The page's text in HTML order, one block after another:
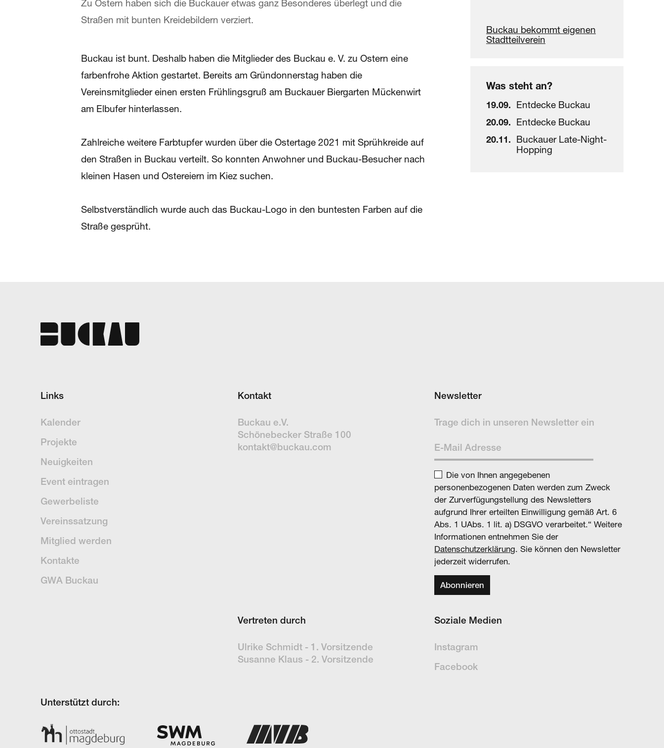
Zu Ostern haben sich die Buckauer etwas ganz Besonderes überlegt und die
Straßen mit bunten Kreidebildern verziert.
Buckau ist bunt. Deshalb haben die Mitglieder des Buckau e. V. zu Ostern eine
farbenfrohe Aktion gestartet. Bereits am Gründonnerstag haben die
Vereinsmitglieder einen ersten Frühlingsgruß am Buckauer Biergarten Mückenwirt
am Elbufer hinterlassen.
Zahlreiche weitere Farbtupfer wurden über die Ostertage 2021 mit Sprühkreide auf
den Straßen in Buckau verteilt. So konnten Anwohner und Buckau-Besucher nach
kleinen Hasen und Ostereiern im Kiez suchen.
Selbstverständlich wurde auch das Buckau-Logo in den buntesten Farben auf die
Straße gesprüht.
Buckau bekommt eigenen
Stadt­teil­verein
Was steht an?
19.09. Entdecke Buckau
20.09. Entdecke Buckau
20.11. Buckauer Late-Night-
Hopping
Links
Kalender
Projekte
Neuigkeiten
Event eintragen
Gewerbeliste
Vereinssatzung
Mitglied werden
Kontakte
GWA Buckau
Kontakt
Buckau e.V.
Schöne­becker Straße 100
kontakt@buckau.com
Newsletter
Trage dich in un­se­ren News­letter ein
Die von Ihnen angegebenen
personenbezogenen Daten werden zum Zweck
der Zurverfügungstellung des Newsletters
aufgrund Ihrer erteilten Einwilligung gemäß Art. 6
Abs. 1 UAbs. 1 lit. a) DSGVO verarbeitet.“ Weitere
Informationen entnehmen Sie der
Datenschutzerklärung. Sie können den Newsletter
jederzeit widerrufen.
Vertreten durch
Ulrike Schmidt - 1. Vorsitzende
Susanne Klaus - 2. Vorsitzende
Soziale Medien
Instagram
Facebook
Unterstützt durch: